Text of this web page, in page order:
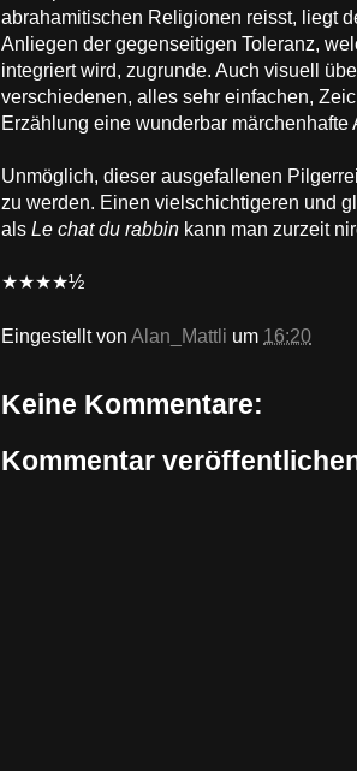
abrahamitischen Religionen reisst, liegt
Anliegen der gegenseitigen Toleranz,
integriert wird, zugrunde. Auch visuell
verschiedenen, alles sehr einfachen,
Erzählung eine wunderbar märchenhafte
Unmöglich, dieser ausgefallenen
zu werden. Einen vielschichtigeren und
als Le chat du rabbin kann man zurzeit
★★★★½
Eingestellt von Alan_Mattli um 16:20
Keine Kommentare:
Kommentar